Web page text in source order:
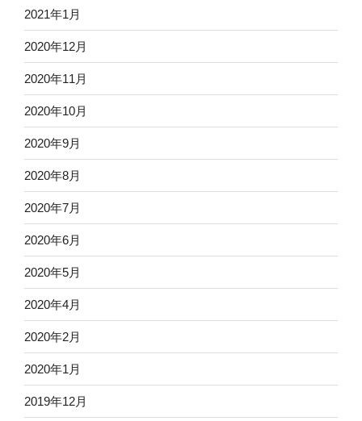
2021年1月
2020年12月
2020年11月
2020年10月
2020年9月
2020年8月
2020年7月
2020年6月
2020年5月
2020年4月
2020年2月
2020年1月
2019年12月